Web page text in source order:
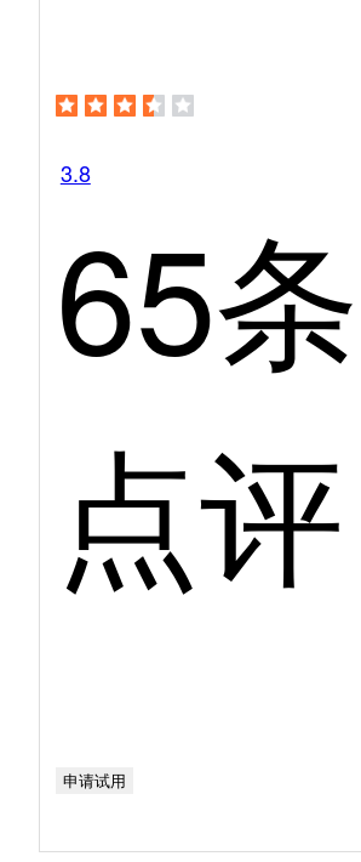
3.8
65条
点评
申请试用